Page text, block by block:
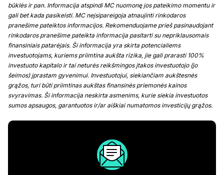
būklės ir pan. Informacija atspindi MC nuomonę jos pateikimo momentu ir
gali bet kada pasikeisti. MC neįsipareigoja atnaujinti rinkodaros
pranešime pateiktos informacijos. Rekomenduojame prieš pasinaudojant
rinkodaros pranešime pateikta informacija pasitarti su nepriklausomais
finansiniais patarėjais. Ši informacija yra skirta potencialiems
investuotojams, kuriems priimtina aukšta rizika, jie gali prarasti 100%
investuoto kapitalo ir tai neturės reikšmingos įtakos investuotojo (jo
šeimos) įprastam gyvenimui. Investuotojui, siekiančiam aukštesnės
grąžos, turi būti priimtinas aukštas finansinės priemonės kainos
svyravimas. Ši informacija neskirta asmenims, kurie siekia investuotos
sumos apsaugos, garantuotos ir/ar aiškiai numatomos investicijų grąžos.